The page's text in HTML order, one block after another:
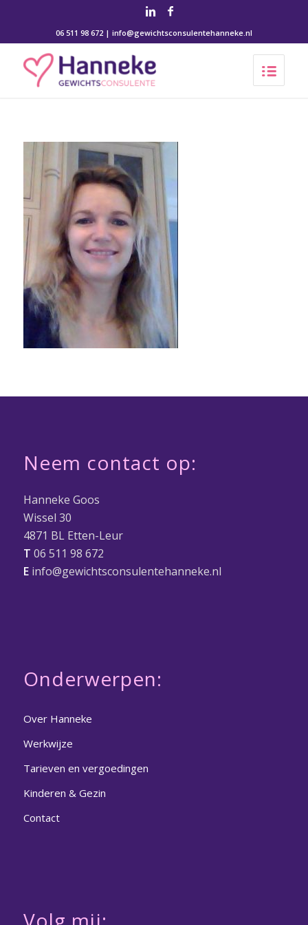
06 511 98 672 | info@gewichtsconsulentehanneke.nl
Neem contact op:
Hanneke Goos
Wissel 30
4871 BL Etten-Leur
T 06 511 98 672
Einfo@gewichtsconsulentehanneke.nl
Onderwerpen:
Over Hanneke
Werkwijze
Tarieven en vergoedingen
Kinderen & Gezin
Contact